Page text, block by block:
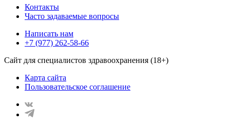
Контакты
Часто задаваемые вопросы
Написать нам
+7 (977) 262-58-66
Сайт для специалистов здравоохранения (18+)
Карта сайта
Пользовательское соглашение